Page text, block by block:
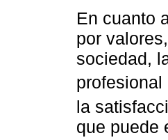
En cuanto
por
sociedad,
profesional
la
que puede